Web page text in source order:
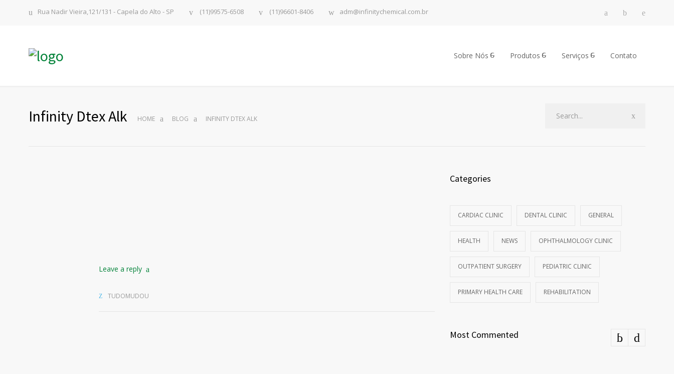
Rua Nadir Vieira,121/131 - Capela do Alto - SP (11)99575-6508 (11)96601-8406 adm@infinitychemical.com.br
Sobre Nós Produtos Serviços Contato
Infinity Dtex Alk HOME BLOG INFINITY DTEX ALK
Leave a reply
TUDOMUDOU
Categories
CARDIAC CLINIC DENTAL CLINIC GENERAL
HEALTH NEWS OPHTHALMOLOGY CLINIC
OUTPATIENT SURGERY PEDIATRIC CLINIC
PRIMARY HEALTH CARE REHABILITATION
Most Commented